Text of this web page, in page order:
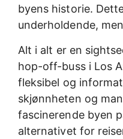
byens historie.
underholdende,
Alt i alt er en
hop-off-buss i Los
fleksibel og
skjønnheten og
fascinerende byen
alternativet for